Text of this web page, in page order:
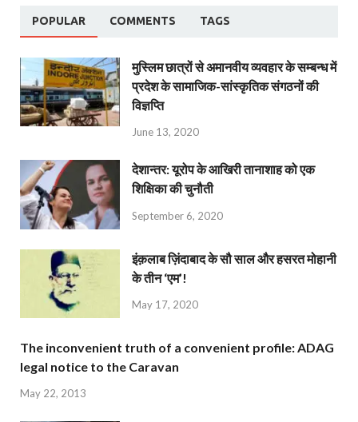
POPULAR COMMENTS TAGS
मुस्लिम छात्रों से अमानवीय व्यवहार के सम्बन्ध में
प्रदेश के सामाजिक-सांस्कृतिक संगठनों की
विज्ञप्ति
June 13, 2020
देशान्‍तर: यूरोप के आखिरी तानाशाह को एक
शिक्षिका की चुनौती
September 6, 2020
इंक़लाब ज़िंदाबाद के सौ साल और हसरत मोहानी
के तीन ‘एम’!
May 17, 2020
The inconvenient truth of a convenient profile: ADAG
legal notice to the Caravan
May 22, 2013